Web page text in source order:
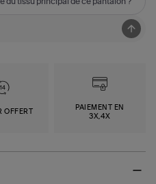
OFFERT
PAIEMENT EN
3X,4X